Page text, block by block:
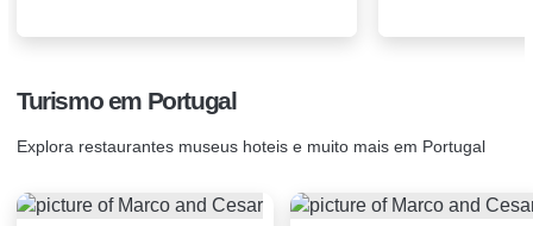
Turismo em Portugal
Explora restaurantes museus hoteis e muito mais em Portugal